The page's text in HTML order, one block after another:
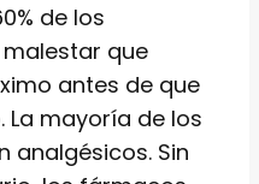
de los
que
antes de que
La mayoría de los
analgésicos. Sin